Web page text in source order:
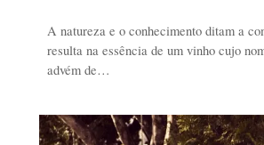
A natureza e o conhecimento ditam a
resulta na essência de um vinho cujo
advém de…